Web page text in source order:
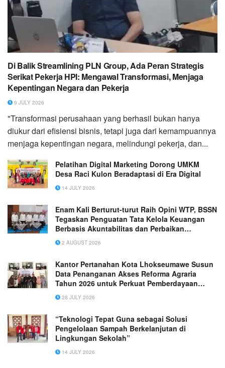
Di Balik Streamlining PLN Group, Ada Peran Strategis
Serikat Pekerja HPI: Mengawal Transformasi, Menjaga
Kepentingan Negara dan Pekerja
9 JULY 2026
"Transformasi perusahaan yang berhasil bukan hanya
diukur dari efisiensi bisnis, tetapi juga dari kemampuannya
menjaga kepentingan negara, melindungi pekerja, dan...
Pelatihan Digital Marketing Dorong UMKM
Desa Raci Kulon Beradaptasi di Era Digital
14 JULY 2026
Enam Kali Berturut-turut Raih Opini WTP, BSSN
Tegaskan Penguatan Tata Kelola Keuangan
Berbasis Akuntabilitas dan Perbaikan
Berkelanjutan
2 AUGUST 2026
Kantor Pertanahan Kota Lhokseumawe Susun
Data Penanganan Akses Reforma Agraria
Tahun 2026 untuk Perkuat Pemberdayaan
Masyarakat
28 JULY 2026
“Teknologi Tepat Guna sebagai Solusi
Pengelolaan Sampah Berkelanjutan di
Lingkungan Sekolah”
14 JULY 2026